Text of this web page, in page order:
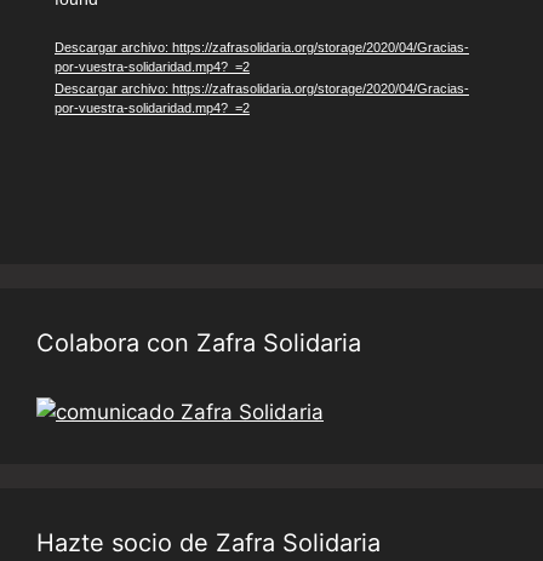
de
vídeo
Descargar archivo: https://zafrasolidaria.org/storage/2020/04/Gracias-
por-vuestra-solidaridad.mp4?_=2
Descargar archivo: https://zafrasolidaria.org/storage/2020/04/Gracias-
por-vuestra-solidaridad.mp4?_=2
Colabora con Zafra Solidaria
Hazte socio de Zafra Solidaria